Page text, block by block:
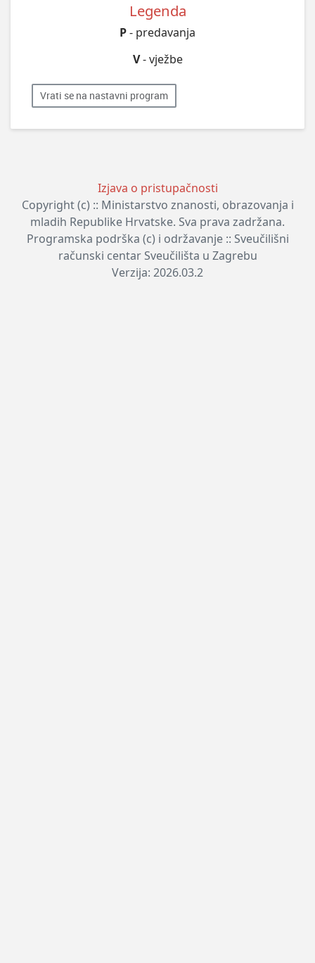
Legenda
P- predavanja
V- vježbe
Vrati se na nastavni program
Izjava o pristupačnosti
Copyright (c) :: Ministarstvo znanosti, obrazovanja i
mladih Republike Hrvatske. Sva prava zadržana.
Programska podrška (c) i održavanje :: Sveučilišni
računski centar Sveučilišta u Zagrebu
Verzija: 2026.03.2